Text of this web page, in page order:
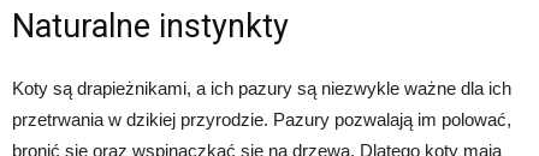
Naturalne instynkty
Koty są drapieżnikami, a ich pazury są niezwykle ważne dla ich
przetrwania w dzikiej przyrodzie. Pazury pozwalają im polować,
bronić się oraz wspinaczkać się na drzewa. Dlatego koty mają